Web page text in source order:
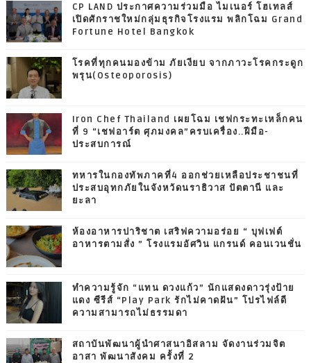
CP LAND ประกาศความร่วมมือ ไมเนอร์ โฮเทลส์
เปิดศักราชใหม่กลุ่มธุรกิจโรงแรม พลิกโฉม Grand
Fortune Hotel Bangkok
โรคที่ทุกคนมองข้าม ภัยเงียบ จากภาวะโรคกระดูก
พรุน(Osteoporosis)
Iron Chef Thailand เผยโฉม เชฟกระทะเหล็กคน
ที่ 9 “เชฟอาร์ต ศุภมงคล”ครบเครื่อง..ฝีมือ-
ประสบการณ์
ทหารในกองทัพภาคที่4 ออกช่วยเหลือประชาชนที่
ประสบอุทกภัยในจังหวัดนราธิวาส ปัตตานี และ
ยะลา
ห้องอาหารปาริชาต เสริฟความอร่อย “ บุฟเฟต์
อาหารตามสั่ง ” โรงแรมอัศวิน แกรนด์ คอนเวนชั่น
ทำความรู้จัก “แทน ดวงแก้ว” นักแสดงดาวรุ่งป้าย
แดง ซีรีส์ “Play Park รักไม่คาดฝัน” โปรไฟล์ดี
ความสามารถไม่ธรรมดา
สถาบันพัฒนาผู้นำศาสนาอิสลาม จัดงานร่วมจิต
อาสา พัฒนาสังคม ครั้งที่ 2